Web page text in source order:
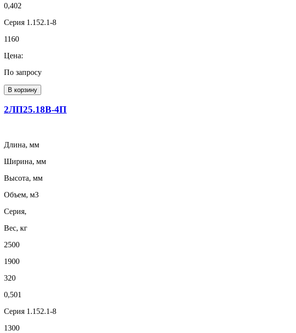
0,402
Серия 1.152.1-8
1160
Цена:
По запросу
В корзину
2ЛП25.18В-4П
Длина, мм
Ширина, мм
Высота, мм
Объем, м3
Серия,
Вес, кг
2500
1900
320
0,501
Серия 1.152.1-8
1300